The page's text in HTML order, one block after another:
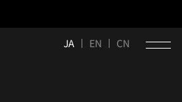
JA EN CN